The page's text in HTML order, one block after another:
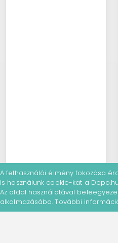
A felhasználói élmény fokozása
is használunk cookie-kat a
Az oldal használatával
alkalmazásába. További